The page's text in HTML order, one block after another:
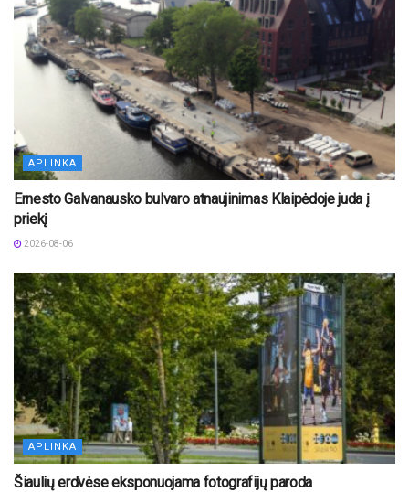
APLINKA
Ernesto Galvanausko bulvaro atnaujinimas Klaipėdoje juda į
priekį
2026-08-06
APLINKA
Šiaulių erdvėse eksponuojama fotografijų paroda